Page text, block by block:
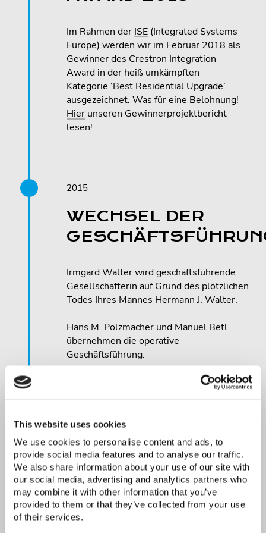
This website uses cookies
We use cookies to personalise content and ads, to
provide social media features and to analyse our traffic.
We also share information about your use of our site with
our social media, advertising and analytics partners who
may combine it with other information that you’ve
provided to them or that they’ve collected from your use
of their services.
Im Rahmen der ISE (Integrated Systems
Europe) werden wir im Februar 2018 als
Gewinner des Crestron Integration
Award in der heiß umkämpften
Kategorie ‘Best Residential Upgrade’
ausgezeichnet. Was für eine Belohnung!
Hier unseren Gewinnerprojektbericht
lesen!
2015
WECHSEL DER
Irmgard Walter wird geschäftsführende
Gesellschafterin auf Grund des plötzlichen
Todes Ihres Mannes Hermann J. Walter.
Hans M. Polzmacher und Manuel Betl
übernehmen die operative
Geschäftsführung.
Zwischenzeitlich wächst die ComPeri-
2017 durchschreiten wir eine interne
Strukturanpassung und ebnen uns dadurch
den Weg für den weiteren Erfolg.
2011